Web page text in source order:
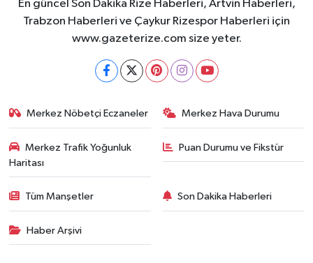
En güncel Son Dakika Rize Haberleri, Artvin Haberleri,
Trabzon Haberleri ve Çaykur Rizespor Haberleri için
www.gazeterize.com size yeter.
Merkez Nöbetçi Eczaneler Merkez Hava Durumu
Merkez Trafik Yoğunluk
Haritası
Puan Durumu ve Fikstür
Tüm Manşetler Son Dakika Haberleri
Haber Arşivi